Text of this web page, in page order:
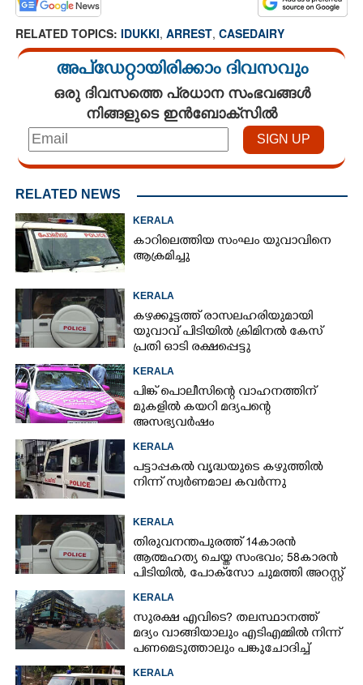
RELATED TOPICS: IDUKKI, ARREST, CASEDAIRY
അപ്ഡേറ്റായിരിക്കാം ദിവസവും
ഒരു ദിവസത്തെ പ്രധാന സംഭവങ്ങൾ
നിങ്ങളുടെ ഇൻബോക്സിൽ
RELATED NEWS
KERALA
കാറിലെത്തിയ സംഘം യുവാവിനെ
ആക്രമിച്ചു
KERALA
കഴക്കൂട്ടത്ത് രാസലഹരിയുമായി
യുവാവ് പിടിയിൽ ക്രിമിനൽ കേസ്
പ്രതി ഓടി രക്ഷപ്പെട്ടു
KERALA
പിങ്ക് പൊലീസിന്റെ വാഹനത്തിന്
മുകളിൽ കയറി മദ്യപന്റെ
അസഭ്യവ‌ർഷം
KERALA
പട്ടാപ്പകൽ വൃദ്ധയുടെ കഴുത്തിൽ
നിന്ന് സ്വർണമാല കവർന്നു
KERALA
തിരുവനന്തപുരത്ത് 14കാരൻ
ആത്മഹത്യ ചെയ്ത സംഭവം; 58കാരൻ
പിടിയിൽ, പോക്‌സോ ചുമത്തി അറസ്റ്റ്
KERALA
സുരക്ഷ എവിടെ?​ തലസ്ഥാനത്ത്
മദ്യം വാങ്ങിയാലും എടിഎമ്മിൽ നിന്ന്
പണമെടുത്താലും പങ്കുചോദിച്ച്
KERALA